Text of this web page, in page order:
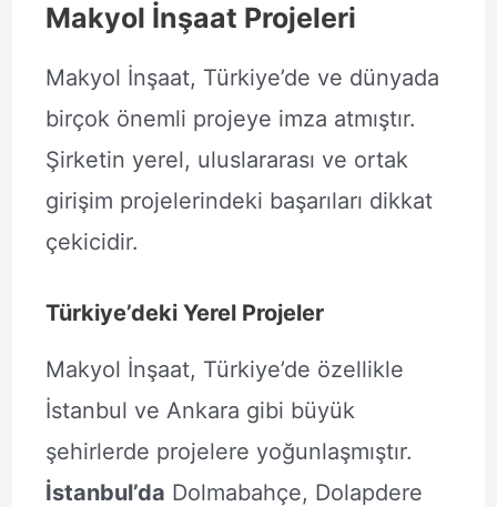
Makyol İnşaat Projeleri
Makyol İnşaat, Türkiye’de ve dünyada
birçok önemli projeye imza atmıştır.
Şirketin yerel, uluslararası ve ortak
girişim projelerindeki başarıları dikkat
çekicidir.
Türkiye’deki Yerel Projeler
Makyol İnşaat, Türkiye’de özellikle
İstanbul ve Ankara gibi büyük
şehirlerde projelere yoğunlaşmıştır.
İstanbul’da Dolmabahçe, Dolapdere